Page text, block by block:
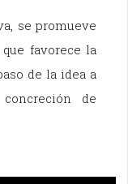
se promueve
favorece la
de la idea a
de